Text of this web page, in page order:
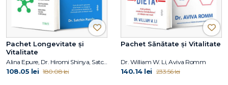
Pachet Longevitate și
Vitalitate
Alina Epure, Dr. Hiromi Shinya, Satchin Panda
108.05 lei 180.08 lei
Pachet Sănătate și Vitalitate
Dr. William W. Li, Aviva Romm
140.14 lei 233.56 lei